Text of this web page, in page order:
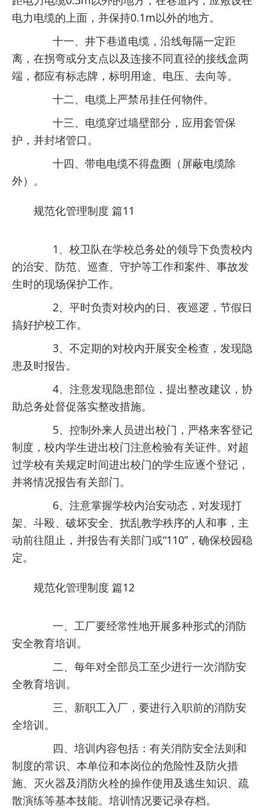
电力电缆的上面，并保持0.1m以外的地方。
十一、井下巷道电缆，沿线每隔一定距
离，在拐弯或分支点以及连接不同直径的接线盒两
端，都应有标志牌，标明用途、电压、去向等。
十二、电缆上严禁吊挂任何物件。
十三、电缆穿过墙壁部分，应用套管保
护，并封堵管口。
十四、带电电缆不得盘圈（屏蔽电缆除
外）。
规范化管理制度 篇11
1、校卫队在学校总务处的领导下负责校内
的治安、防范、巡查、守护等工作和案件、事故发
生时的现场保护工作。
2、平时负责对校内的日、夜巡逻，节假日
搞好护校工作。
3、不定期的对校内开展安全检查，发现隐
患及时报告。
4、注意发现隐患部位，提出整改建议，协
助总务处督促落实整改措施。
5、控制外来人员进出校门，严格来客登记
制度，校内学生进出校门注意检验有关证件。对超
过学校有关规定时间进出校门的学生应逐个登记，
并将情况报告有关部门。
6、注意掌握学校内治安动态，对发现打
架、斗殴、破坏安全、扰乱教学秩序的人和事，主
动前往阻止，并报告有关部门或“110”，确保校园稳
定。
规范化管理制度 篇12
一、工厂要经常性地开展多种形式的消防
安全教育培训。
二、每年对全部员工至少进行一次消防安
全教育培训。
三、新职工入厂，要进行入职前的消防安
全培训。
四、培训内容包括：有关消防安全法则和
制度的常识、本单位和本岗位的危险性及防火措
施、灭火器及消防火栓的操作使用及逃生知识、疏
散演练等基本技能。培训情况要记录存档。